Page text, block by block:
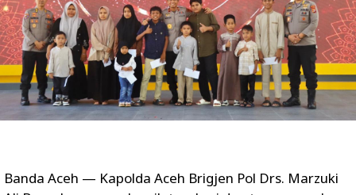
Banda Aceh — Kapolda Aceh Brigjen Pol Drs. Marzuki